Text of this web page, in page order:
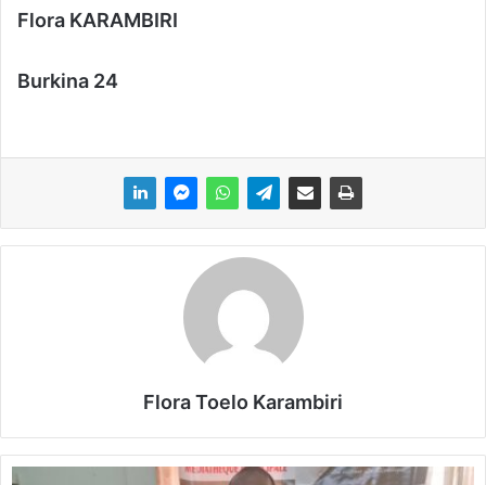
Flora KARAMBIRI
Burkina 24
Flora Toelo Karambiri